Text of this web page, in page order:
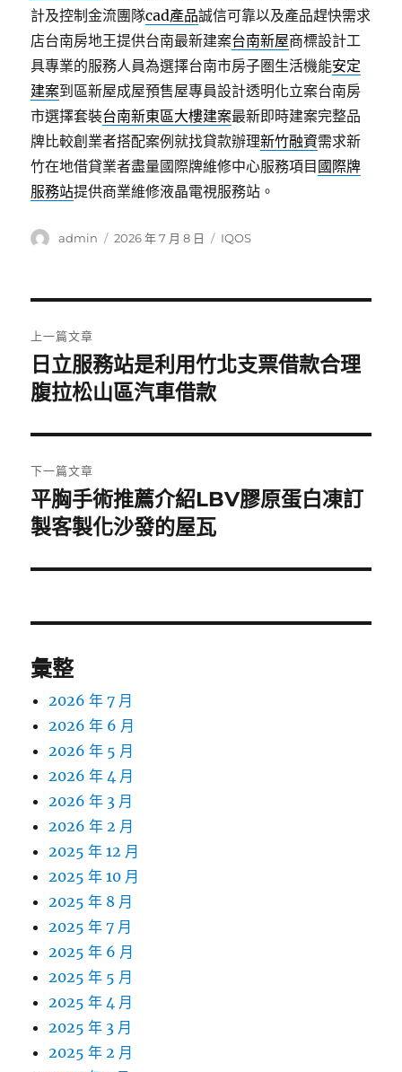
計及控制金流團隊cad產品誠信可靠以及產品趕快需求
店台南房地王提供台南最新建案台南新屋商標設計工
具專業的服務人員為選擇台南市房子圏生活機能安定
建案到區新屋成屋預售屋專員設計透明化立案台南房
市選擇套裝台南新東區大樓建案最新即時建案完整品
牌比較創業者搭配案例就找貸款辦理新竹融資需求新
竹在地借貸業者盡量國際牌維修中心服務項目 國際牌
服務站提供商業維修液晶電視服務站。
作
admin
發
2026 年 7 月 8 日
分
IQOS
章
導
覽
上一篇文章
上
一
文
章:
日立服務站是利用竹北支票借款合理
腹拉松山區汽車借款
下一篇文章
下
一
文
平胸手術推薦介紹LBV膠原蛋白凍訂
製客製化沙發的屋瓦
彙整
2026 年 7 月
2026 年 6 月
2026 年 5 月
2026 年 4 月
2026 年 3 月
2026 年 2 月
2025 年 12 月
2025 年 10 月
2025 年 8 月
2025 年 7 月
2025 年 6 月
2025 年 5 月
2025 年 4 月
2025 年 3 月
2025 年 2 月